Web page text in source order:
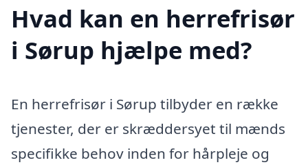
Hvad kan en herrefrisør
i Sørup hjælpe med?
En herrefrisør i Sørup tilbyder en række
tjenester, der er skræddersyet til mænds
specifikke behov inden for hårpleje og